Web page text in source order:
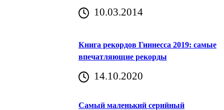
10.03.2014
Книга рекордов Гиннесса 2019: самые
впечатляющие рекорды
14.10.2020
Самый маленький серийный